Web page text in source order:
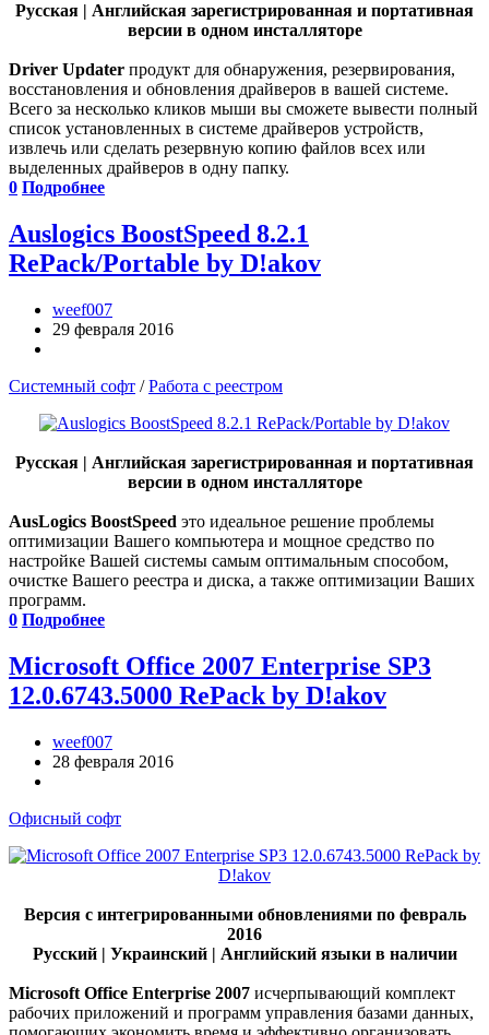
Русская | Английская зарегистрированная и портативная
версии в одном инсталляторе
Driver Updater продукт для обнаружения, резервирования,
восстановления и обновления драйверов в вашей системе.
Всего за несколько кликов мыши вы сможете вывести полный
список установленных в системе драйверов устройств,
извлечь или сделать резервную копию файлов всех или
выделенных драйверов в одну папку.
0 Подробнее
Auslogics BoostSpeed 8.2.1
RePack/Portable by D!akov
weef007
29 февраля 2016
Системный софт /Работа с реестром
Русская | Английская зарегистрированная и портативная
версии в одном инсталляторе
AusLogics BoostSpeed это идеальное решение проблемы
оптимизации Вашего компьютера и мощное средство по
настройке Вашей системы самым оптимальным способом,
очистке Вашего реестра и диска, а также оптимизации Ваших
программ.
0 Подробнее
Microsoft Office 2007 Enterprise SP3
12.0.6743.5000 RePack by D!akov
weef007
28 февраля 2016
Офисный софт
Версия с интегрированными обновлениями по февраль
2016
Русский | Украинский | Английский языки в наличии
Microsoft Office Enterprise 2007 исчерпывающий комплект
рабочих приложений и программ управления базами данных,